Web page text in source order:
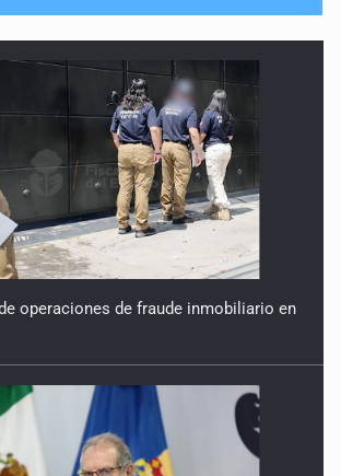
operaciones de fraude inmobiliario en